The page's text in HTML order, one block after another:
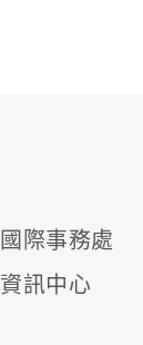
國際事務處
資訊中心